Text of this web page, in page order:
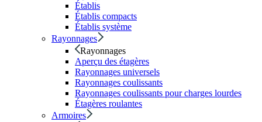
Établis
Établis compacts
Établis système
Rayonnages
Rayonnages
Aperçu des étagères
Rayonnages universels
Rayonnages coulissants
Rayonnages coulissants pour charges lourdes
Étagères roulantes
Armoires